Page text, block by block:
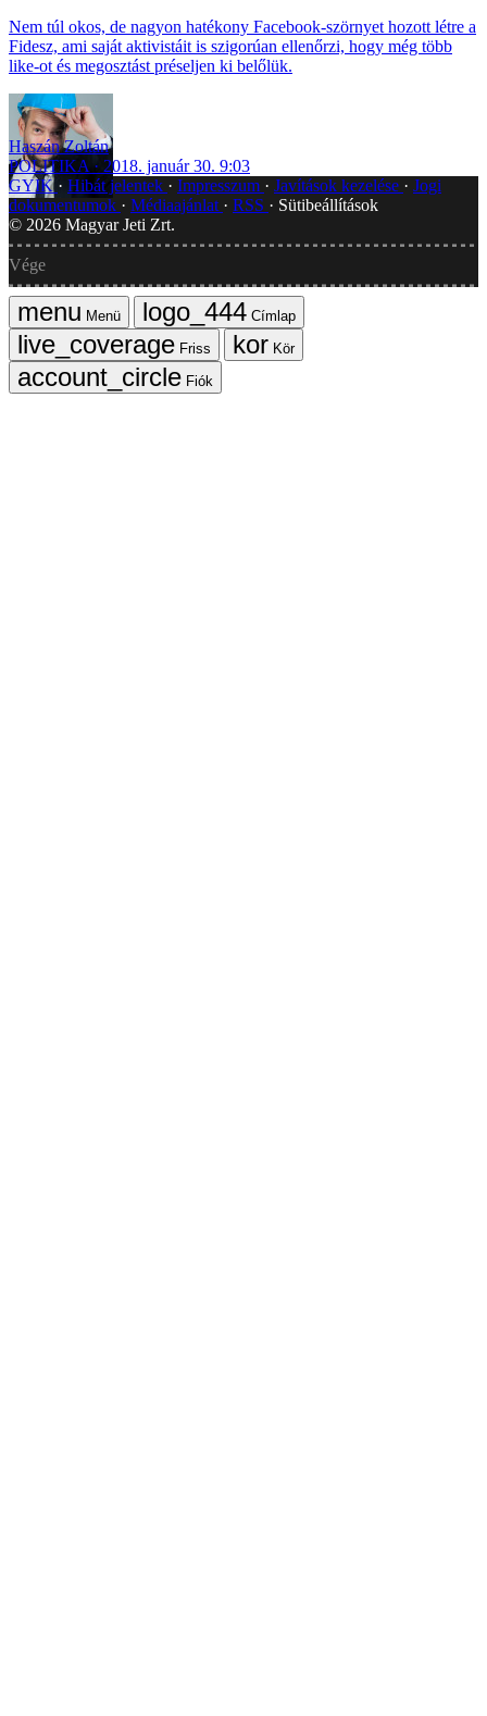
Nem túl okos, de nagyon hatékony Facebook-szörnyet hozott létre a
Fidesz, ami saját aktivistáit is szigorúan ellenőrzi, hogy még több
like-ot és megosztást préseljen ki belőlük.
Haszán Zoltán
POLITIKA
2018. január 30. 9:03
GYIK
Hibát jelentek Impresszum Javítások kezelése
Jogi
dokumentumok
Médiaajánlat RSS
Sütibeállítások
© 2026 Magyar Jeti Zrt.
Vége
Menü
Címlap
Friss
Kör
Fiók